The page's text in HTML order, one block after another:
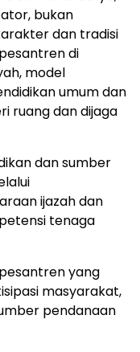
bukan
dan tradisi
di
model
umum dan
ruang dan dijaga
dan sumber
ijazah dan
tenaga
yang
masyarakat,
pendanaan